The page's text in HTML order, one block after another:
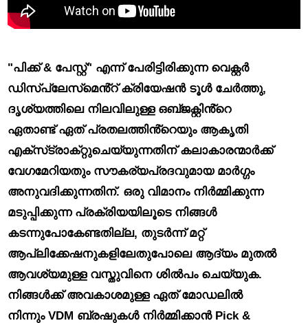
"പിക്ക് & പേസ്റ്റ്" എന്ന് പേരിട്ടിരിക്കുന്ന വെക്റ്റർ
ഡിസ്‌പ്ലേസ്‌മെൻ്റ് ക്രിയേഷൻ ടൂൾചേർത്തു,
ദൃശ്യത്തിലെ നിലവിലുള്ള ഒബ്‌ജക്റ്റിൻ്റെ
ഏതാണ്ട് ഏത് പ്രതലത്തിൻ്റെയും ആകൃതി
എക്‌സ്‌ട്രാക്‌റ്റുചെയ്യുന്നതിന് കലാകാരന്മാർക്ക്
വേഗമേറിയതും സൗകര്യപ്രദവുമായ മാർഗ്ഗം
അനുവദിക്കുന്നതിന്. ഒരു വിമാനം നിർമ്മിക്കുന്ന
മടുപ്പിക്കുന്ന പ്രക്രിയയിലൂടെ നിങ്ങൾ
കടന്നുപോകേണ്ടതില്ല, തുടർന്ന് മറ്റ്
ആപ്ലിക്കേഷനുകളിലേതുപോലെ ആദ്യം മുതൽ
ആവശ്യമുള്ള വസ്തുവിനെ ശിൽപം ചെയ്യുക.
നിങ്ങൾക്ക് അവകാശമുള്ള ഏത് മോഡലിൽ
നിന്നും VDM ബ്രഷുകൾ നിർമ്മിക്കാൻ Pick &